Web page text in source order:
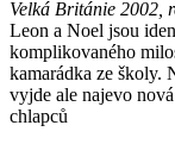
Velká Británie 2002,
Leon a Noel jsou
komplikovaného
kamarádka ze školy.
vyjde ale najevo
chlapců